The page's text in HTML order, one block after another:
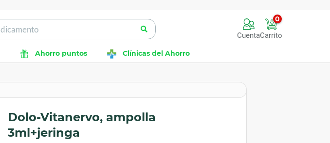
Cuenta
0
Carrito
Ahorro puntos Clínicas del Ahorro
Dolo-Vitanervo, ampolla
3ml+jeringa